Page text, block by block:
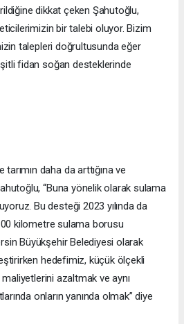
dikkat çeken Şahutoğlu,
bir talebi oluyor. Bizim
talepleri doğrultusunda eğer
fidan soğan desteklerinde
daha da arttığına ve
“Buna yönelik olarak sulama
Bu desteği 2023 yılında da
kilometre sulama borusu
Büyükşehir Belediyesi olarak
hedefimiz, küçük ölçekli
azaltmak ve aynı
onların yanında olmak” diye